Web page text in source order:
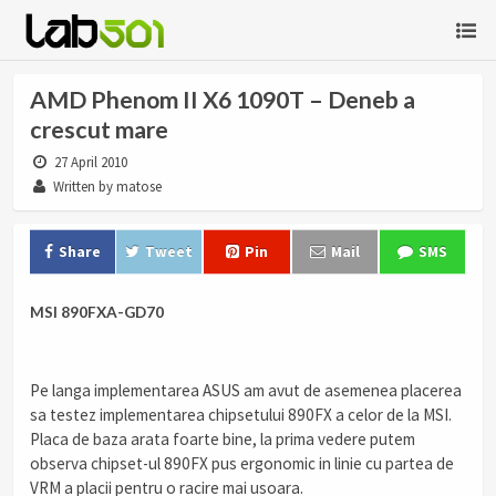
AMD Phenom II X6 1090T – Deneb a
crescut mare
27 April 2010
Written by matose
Share Tweet Pin Mail SMS
MSI 890FXA-GD70
Pe langa implementarea ASUS am avut de asemenea placerea
sa testez implementarea chipsetului 890FX a celor de la MSI.
Placa de baza arata foarte bine, la prima vedere putem
observa chipset-ul 890FX pus ergonomic in linie cu partea de
VRM a placii pentru o racire mai usoara.